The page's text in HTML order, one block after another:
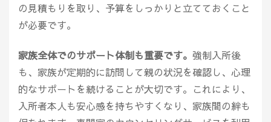
の見積もりを取り、予算をしっかりと立てておくこと
が必要です。
家族全体でのサポート体制も重要です。 強制入所後
も、家族が定期的に訪問して親の状況を確認し、心理
的なサポートを続けることが大切です。これにより、
入所者本人も安心感を持ちやすくなり、家族間の絆も